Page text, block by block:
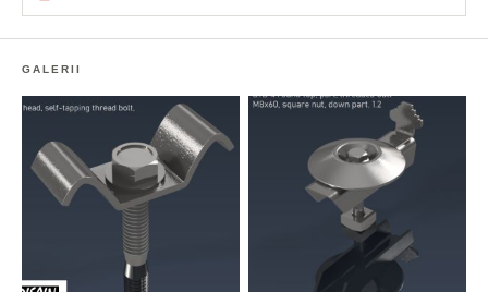
GALERII